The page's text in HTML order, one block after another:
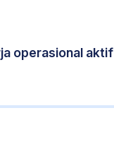
operasional aktif